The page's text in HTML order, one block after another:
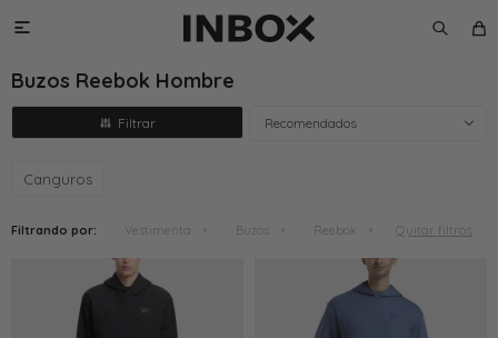

Buzos Reebok Hombre
Recomendados
Canguros
Filtrando por: Vestimenta Buzos Reebok Quitar filtros